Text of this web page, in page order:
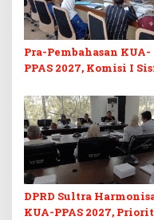
Pra-Pembahasan KUA-
PPAS 2027, Komisi I
Berkelanjutan
DPRD Sultra
KUA-PPAS 2027,